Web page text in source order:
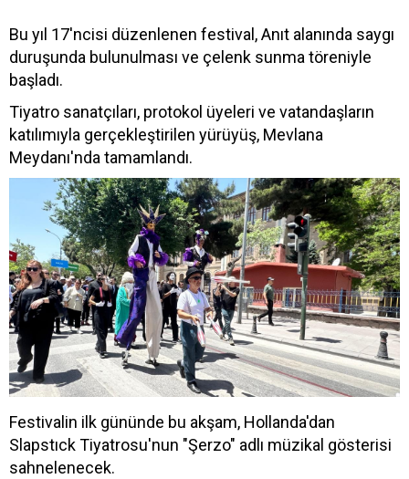
Bu yıl 17'ncisi düzenlenen festival, Anıt alanında saygı
duruşunda bulunulması ve çelenk sunma töreniyle
başladı.
Tiyatro sanatçıları, protokol üyeleri ve vatandaşların
katılımıyla gerçekleştirilen yürüyüş, Mevlana
Meydanı'nda tamamlandı.
Festivalin ilk gününde bu akşam, Hollanda'dan
Slapstıck Tiyatrosu'nun "Şerzo" adlı müzikal gösterisi
sahnelenecek.